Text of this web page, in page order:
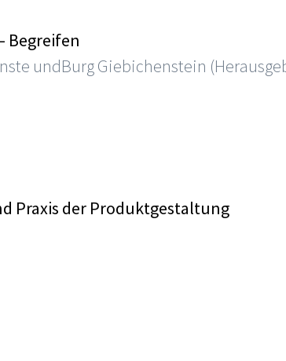
Begreifen
undBurg Giebichenstein
Praxis der Produktgestaltung